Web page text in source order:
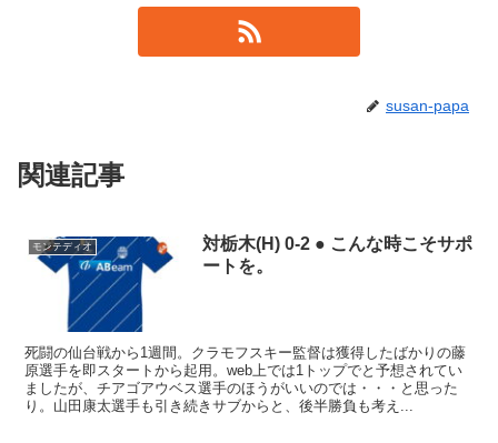
susan-papa
関連記事
モンテディオ
対栃木(H) 0-2 ● こんな時こそサポ
ートを。
死闘の仙台戦から1週間。クラモフスキー監督は獲得したばかりの藤
原選手を即スタートから起用。web上では1トップでと予想されてい
ましたが、チアゴアウベス選手のほうがいいのでは・・・と思った
り。山田康太選手も引き続きサブからと、後半勝負も考え...